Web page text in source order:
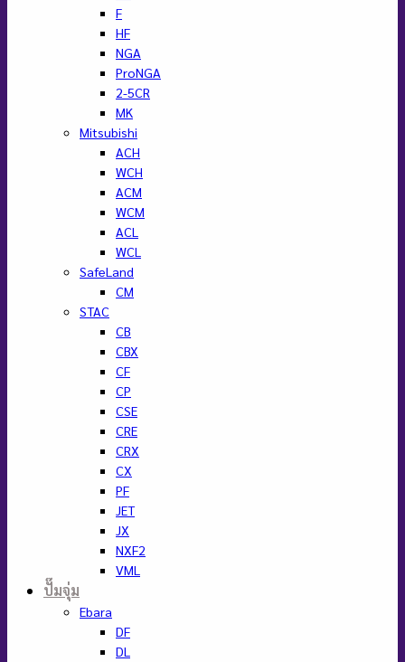
F
HF
NGA
ProNGA
2-5CR
MK
Mitsubishi
ACH
WCH
ACM
WCM
ACL
WCL
SafeLand
CM
STAC
CB
CBX
CF
CP
CSE
CRE
CRX
CX
PF
JET
JX
NXF2
VML
ปั๊มจุ่ม
Ebara
DF
DL